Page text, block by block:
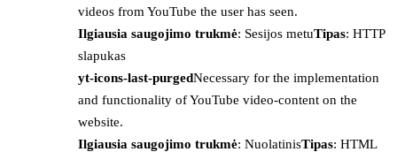
videos from YouTube the user has seen.
Ilgiausia saugojimo trukmė: Sesijos metuTipas: HTTP
slapukas
yt-icons-last-purgedNecessary for the implementation
and functionality of YouTube video-content on the
website.
Ilgiausia saugojimo trukmė: NuolatinisTipas: HTML